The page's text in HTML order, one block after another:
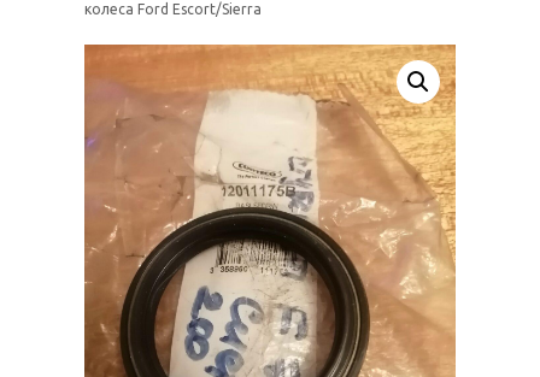
колеса Ford Escort/Sierra